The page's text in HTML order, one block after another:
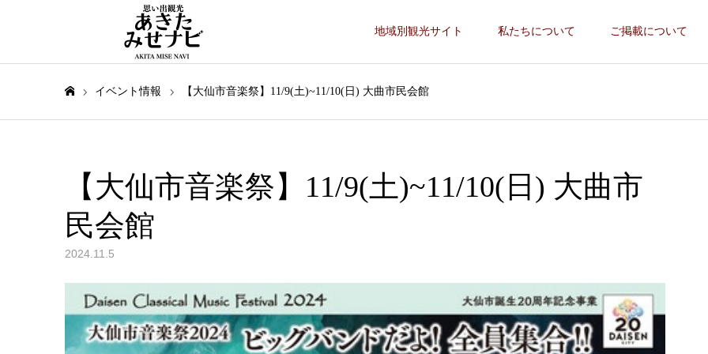
地域別観光サイト 私たちについて ご掲載について
イベント情報 【大仙市音楽祭】11/9(土)~11/10(日) 大曲市民会館
【大仙市音楽祭】11/9(土)~11/10(日) 大曲市
民会館
2024.11.5